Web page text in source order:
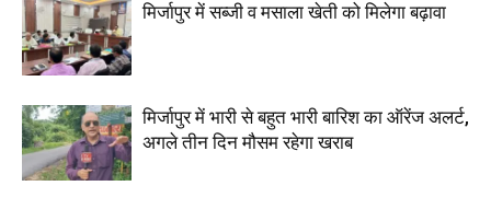
मिर्जापुर में सब्जी व मसाला खेती को मिलेगा बढ़ावा
मिर्जापुर में भारी से बहुत भारी बारिश का ऑरेंज अलर्ट,
अगले तीन दिन मौसम रहेगा खराब